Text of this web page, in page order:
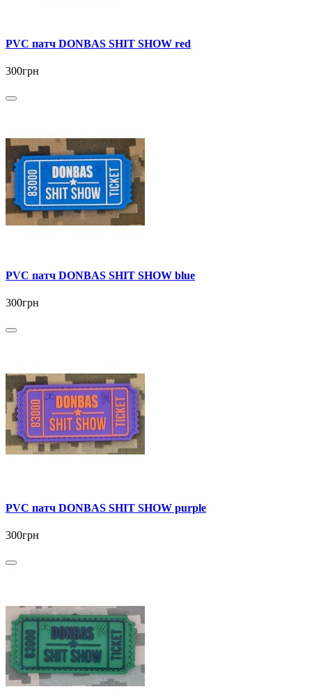
PVC патч DONBAS SHIT SHOW red
300грн
PVC патч DONBAS SHIT SHOW blue
300грн
PVC патч DONBAS SHIT SHOW purple
300грн